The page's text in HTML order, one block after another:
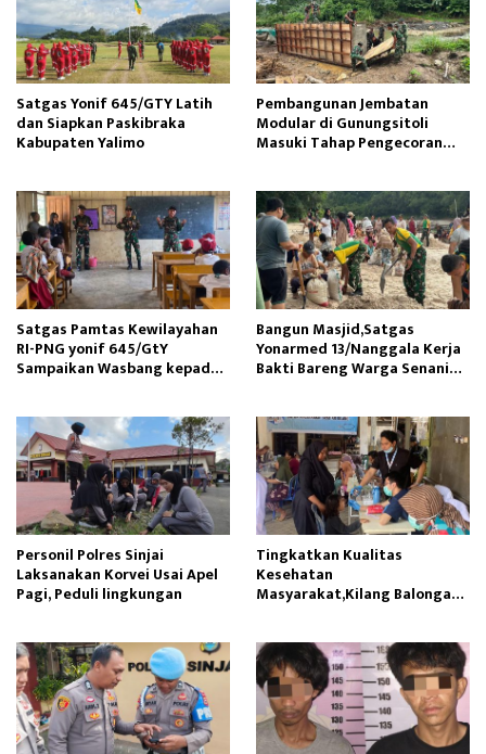
Satgas Yonif 645/GTY Latih
dan Siapkan Paskibraka
Kabupaten Yalimo
Pembangunan Jembatan
Modular di Gunungsitoli
Masuki Tahap Pengecoran
Satgas Pamtas Kewilayahan
RI-PNG yonif 645/GtY
Sampaikan Wasbang kepada
Bangun Masjid,Satgas
Yonarmed 13/Nanggala Kerja
Bakti Bareng Warga Senaning
Personil Polres Sinjai
Laksanakan Korvei Usai Apel
Pagi, Peduli lingkungan
Tingkatkan Kualitas
Kesehatan
Masyarakat,Kilang Balongan